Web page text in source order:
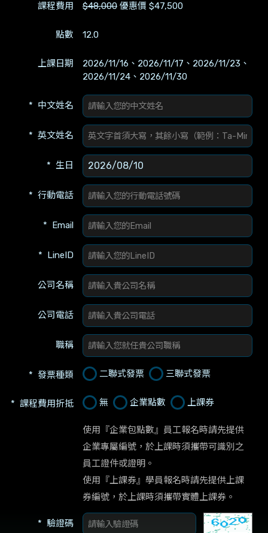
課程費用 $48,000 優惠價 $47,500
點數 12.0
上課日期
2026/11/16、2026/11/17、2026/11/23、
2026/11/24、2026/11/30
中文姓名
英文姓名
生日
行動電話
Email
LineID
公司名稱
公司電話
職稱
發票種類 二聯式發票 三聯式發票
課程費用折抵 無 企業點數 上課券
使用『企業包點數』員工報名時請先提供
企業專屬編號，於上課時須攜帶可識別之
員工證件或證明。
使用『上課券』學員報名時請先提供上課
券編號，於上課時須攜帶實體上課券。
驗證碼